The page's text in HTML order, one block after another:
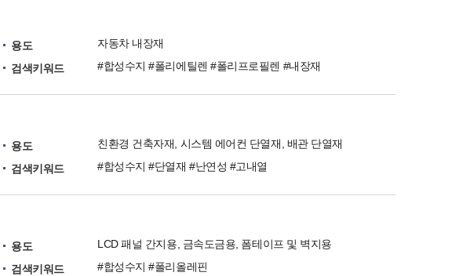
용도
자동차 내장재
검색키워드
#합성수지 #폴리에틸렌 #폴리프로필렌 #내장재
용도
친환경 건축자재, 시스템 에어컨 단열재, 배관 단열재
검색키워드
#합성수지 #단열재 #난연성 #고내열
용도
LCD 패널 간지용, 금속도금용, 폼테이프 및 벽지용
검색키워드
#합성수지 #폴리올레핀